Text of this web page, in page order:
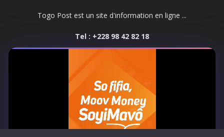
Togo Post est un site d'information en ligne ...
Tel : +228 98 42 82 18
SUIVEZ NOUS